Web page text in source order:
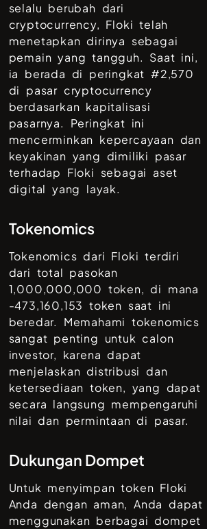
selalu berubah dari
cryptocurrency, Floki telah
menetapkan dirinya sebagai
pemain yang tangguh. Saat ini,
ia berada di peringkat #2,570
di pasar cryptocurrency
berdasarkan kapitalisasi
pasarnya. Peringkat ini
mencerminkan kepercayaan dan
keyakinan yang dimiliki pasar
terhadap Floki sebagai aset
digital yang layak.
Tokenomics
Tokenomics dari Floki terdiri
dari total pasokan
1,000,000,000 token, di mana
-473,160,153 token saat ini
beredar. Memahami tokenomics
sangat penting untuk calon
investor, karena dapat
menjelaskan distribusi dan
ketersediaan token, yang dapat
secara langsung mempengaruhi
nilai dan permintaan di pasar.
Dukungan Dompet
Untuk menyimpan token Floki
Anda dengan aman, Anda dapat
menggunakan berbagai dompet